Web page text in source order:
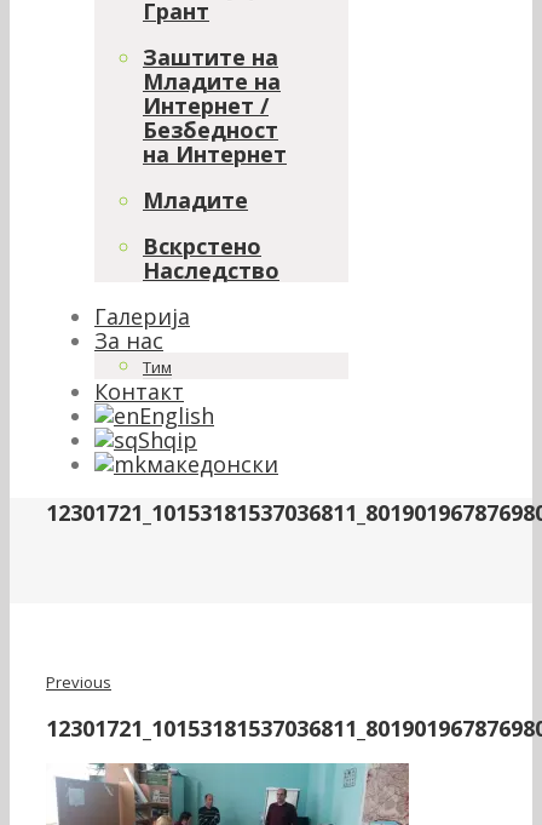
Грант
Заштите на
Младите на
Интернет /
Безбедност
на Интернет
Младите
Вскрстено
Наследство
Галерија
За нас
Тим
Контакт
English
Shqip
македонски
Previous